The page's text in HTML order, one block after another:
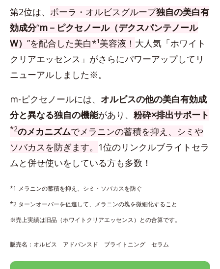
第2位は、 ポーラ・オルビスグループ独自の美白有
効成分“m－ピクセノール（デクスパンテノール
W） ”を配合した美白*¹美容液！ 大人気「ホワイト
クリアエッセンス」がさらにパワーアップしてリ
ニューアルしました※。
m-ピクセノールには、 オルビスの他の美白有効成
分と異なる独自の機能があり、 粉砕×排出サポート
*2のメカニズムでメラニンの蓄積を抑え、シミや
ソバカスを防ぎます。 1位のリンクルブライトセラ
ムと併せ使いをしている方も多数！
*1 メラニンの蓄積を抑え、シミ・ソバカスを防ぐ
*2 ターンオーバーを促進して、メラニンの塊を微細化すること
※売上実績は旧品（ホワイトクリアエッセンス）との合算です。
販売名：オルビス アドバンスド ブライトニング セラム